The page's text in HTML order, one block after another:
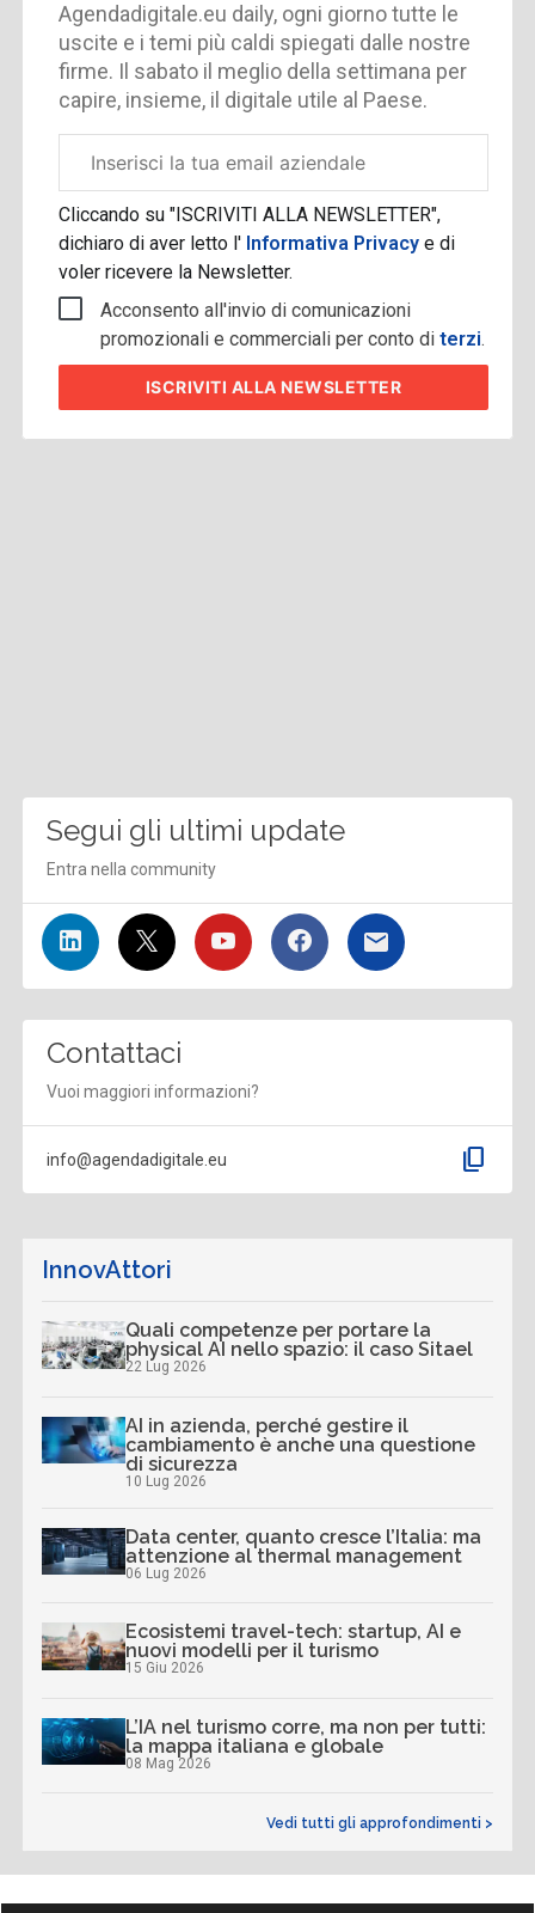
Agendadigitale.eu daily, ogni giorno tutte le
uscite e i temi più caldi spiegati dalle nostre
firme. Il sabato il meglio della settimana per
capire, insieme, il digitale utile al Paese.
aziendale
Cliccando su "ISCRIVITI ALLA NEWSLETTER",
dichiaro di aver letto l' Informativa Privacye di
voler ricevere la Newsletter.
Acconsento all'invio di comunicazioni
promozionali e commerciali per conto diterzi.
ISCRIVITI ALLA NEWSLETTER
Segui gli ultimi update
Entra nella community
Contattaci
Vuoi maggiori informazioni?
info@agendadigitale.eu content_copy
InnovAttori
Quali competenze per portare la
physical AI nello spazio: il caso Sitael
22 Lug 2026
AI in azienda, perché gestire il
cambiamento è anche una questione
di sicurezza
10 Lug 2026
Data center, quanto cresce l’Italia: ma
attenzione al thermal management
06 Lug 2026
Ecosistemi travel-tech: startup, AI e
nuovi modelli per il turismo
15 Giu 2026
L’IA nel turismo corre, ma non per tutti:
la mappa italiana e globale
08 Mag 2026
Vedi tutti gli approfondimenti >